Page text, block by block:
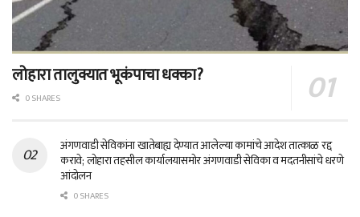
लोहारा तालुक्यात भूकंपाचा धक्का?
0 SHARES
अंगणवाडी सेविकांना खातेबाह्य देण्यात आलेल्या कामांचे आदेश तात्काळ रद्द
करावे; लोहारा तहसील कार्यालयासमोर अंगणवाडी सेविका व मदतनीसांचे धरणे
आंदोलन
0 SHARES